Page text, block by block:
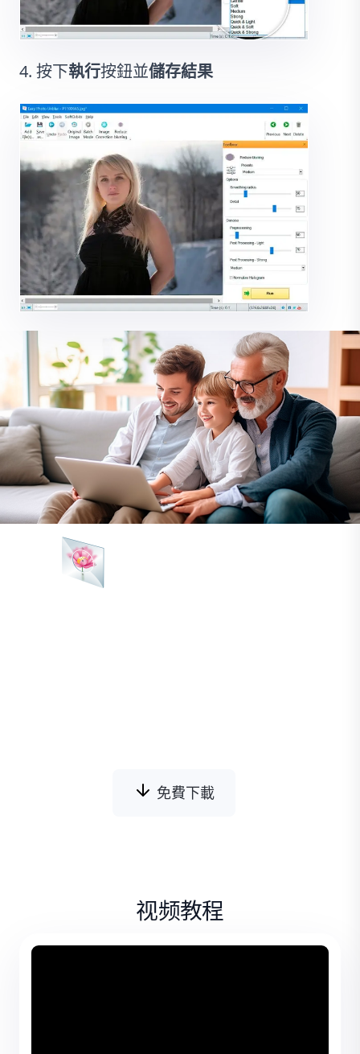
按下執行按鈕並儲存結果
免費下載
视频教程